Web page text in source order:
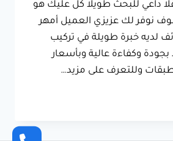
داعي للبحث طويلا كل عليك هو
نوفر لك عزيزي العميل أمهر
لديه خبرة طويلة في تركيب
بجودة وكفاءة عالية وبأسعار
وللتعرف على مزيد…